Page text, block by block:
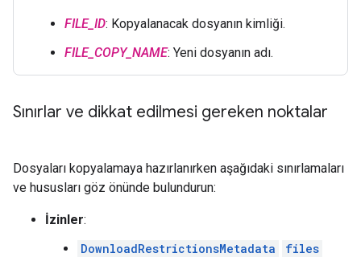
FILE_ID: Kopyalanacak dosyanın kimliği.
FILE_COPY_NAME: Yeni dosyanın adı.
Sınırlar ve dikkat edilmesi gereken noktalar
Dosyaları kopyalamaya hazırlanırken aşağıdaki sınırlamaları
ve hususları göz önünde bulundurun:
İzinler:
DownloadRestrictionsMetadata
files